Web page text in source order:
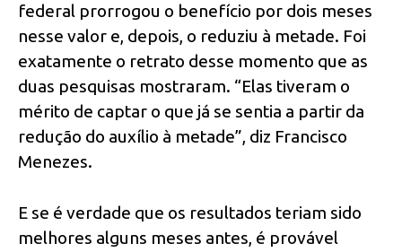
federal prorrogou o benefício por dois meses
nesse valor e, depois, o reduziu à metade. Foi
exatamente o retrato desse momento que as
duas pesquisas mostraram. “Elas tiveram o
mérito de captar o que já se sentia a partir da
redução do auxílio à metade”, diz Francisco
Menezes.
E se é verdade que os resultados teriam sido
melhores alguns meses antes, é provável